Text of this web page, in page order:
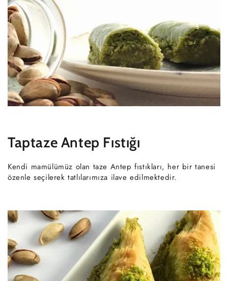
Taptaze Antep Fıstığı
Kendi mamülümüz olan taze Antep fıstıkları, her bir tanesi
özenle seçilerek tatlılarımıza ilave edilmektedir.